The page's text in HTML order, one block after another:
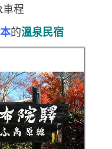
車程
的溫泉民宿